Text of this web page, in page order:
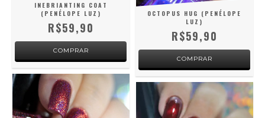
INEBRIANTING COAT
(PENÉLOPE LUZ)
R$59,90
OCTOPUS HUG (PENÉLOPE
LUZ)
R$59,90